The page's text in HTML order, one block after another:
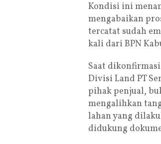
Kondisi ini
mengabaikan
tercatat sudah
kali dari BPN
Saat
Divisi Land PT
pihak penjual,
mengalihkan
lahan yang
didukung